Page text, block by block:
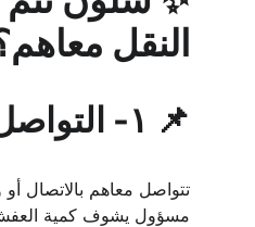
النقل
📌 ١- التواصل والمعاينة
تتواصل معاهم بالاتصال
مسؤول يشوف كمية